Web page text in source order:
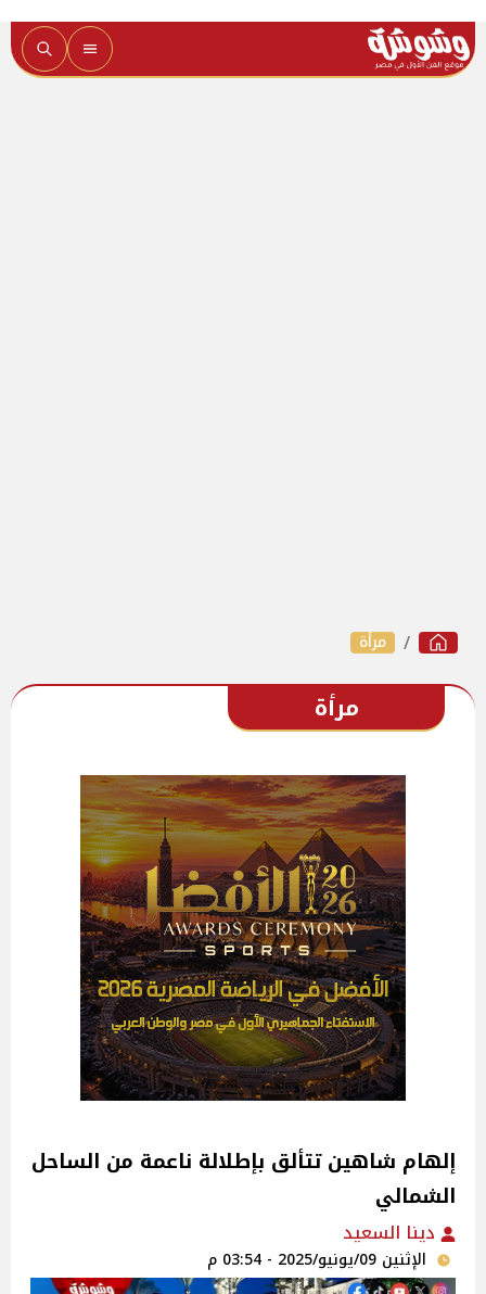
مرأة
مرأة
إلهام شاهين تتألق بإطلالة ناعمة من الساحل
الشمالي
دينا السعيد
الإثنين 09/يونيو/2025 - 03:54 م